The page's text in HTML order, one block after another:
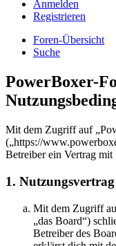
Anmelden
Registrieren
Foren-Übersicht
Suche
PowerBoxer-
Mit dem Zugriff auf
(„https://
Betreiber ein Vertrag mit
1. Nutzungsvertrag
Mit dem Zugriff
„das Board“)
Betreiber des